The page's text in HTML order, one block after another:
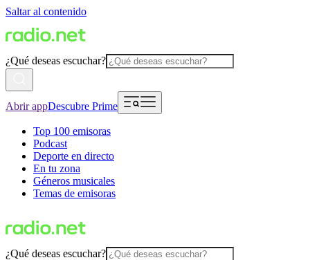
Saltar al contenido
¿Qué deseas escuchar?
Abrir appDescubre Prime
Top 100 emisoras
Podcast
Deporte en directo
En tu zona
Géneros musicales
Temas de emisoras
¿Qué deseas escuchar?